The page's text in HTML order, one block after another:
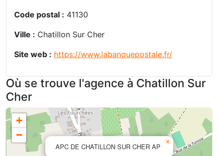
Code postal : 41130
Ville : Chatillon Sur Cher
Site web : https://www.labanquepostale.fr/
Où se trouve l'agence à Chatillon Sur
Cher
APC DE CHATILLON SUR CHER AP
×
+
−